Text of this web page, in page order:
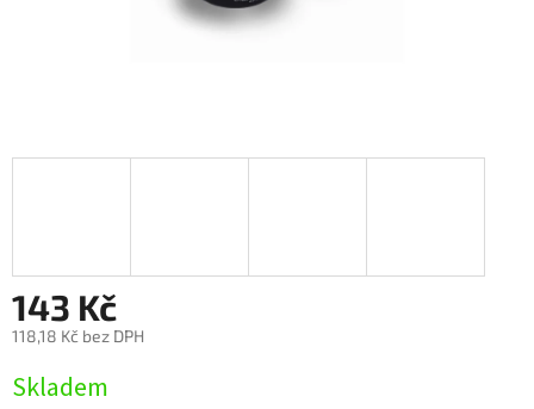
143 Kč
118,18 Kč bez DPH
cena:
Skladem